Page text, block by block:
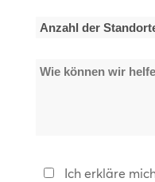
Anzahl
Standorte
Wie
Ich erkläre